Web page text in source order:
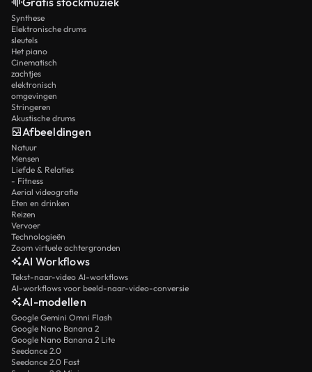
Synthese
Elektronische drums
sleutels
Het piano
Cinematisch
zachtjes
elektronisch
omgevingen
Stringeren
Akustische drums
Afbeeldingen
Natuur
Mensen
Liefde & Relaties
- Fitness
Aerial videografie
Eten en drinken
Reizen
Vervoer
Technologieën
Zoom virtuele achtergronden
AI Workflows
Tekst-naar-video AI-workflows
AI-workflows voor beeld-naar-video-conversie
AI-modellen
Google Gemini Omni Flash
Google Nano Banana 2
Google Nano Banana 2 Lite
Seedance 2.0
Seedance 2.0 Fast